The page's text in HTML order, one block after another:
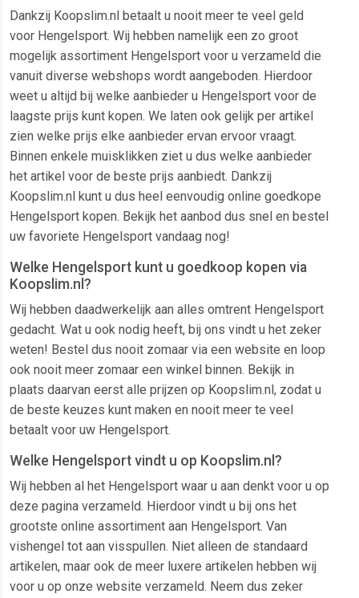
Dankzij Koopslim.nl betaalt u nooit meer te veel geld
voor Hengelsport. Wij hebben namelijk een zo groot
mogelijk assortiment Hengelsport voor u verzameld die
vanuit diverse webshops wordt aangeboden. Hierdoor
weet u altijd bij welke aanbieder u Hengelsport voor de
laagste prijs kunt kopen. We laten ook gelijk per artikel
zien welke prijs elke aanbieder ervan ervoor vraagt.
Binnen enkele muisklikken ziet u dus welke aanbieder
het artikel voor de beste prijs aanbiedt. Dankzij
Koopslim.nl kunt u dus heel eenvoudig online goedkope
Hengelsport kopen. Bekijk het aanbod dus snel en bestel
uw favoriete Hengelsport vandaag nog!
Welke Hengelsport kunt u goedkoop kopen via
Koopslim.nl?
Wij hebben daadwerkelijk aan alles omtrent Hengelsport
gedacht. Wat u ook nodig heeft, bij ons vindt u het zeker
weten! Bestel dus nooit zomaar via een website en loop
ook nooit meer zomaar een winkel binnen. Bekijk in
plaats daarvan eerst alle prijzen op Koopslim.nl, zodat u
de beste keuzes kunt maken en nooit meer te veel
betaalt voor uw Hengelsport.
Welke Hengelsport vindt u op Koopslim.nl?
Wij hebben al het Hengelsport waar u aan denkt voor u op
deze pagina verzameld. Hierdoor vindt u bij ons het
grootste online assortiment aan Hengelsport. Van
vishengel tot aan visspullen. Niet alleen de standaard
artikelen, maar ook de meer luxere artikelen hebben wij
voor u op onze website verzameld. Neem dus zeker